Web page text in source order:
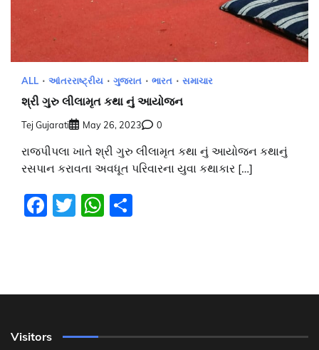
ALL આંતરરાષ્ટ્રીય ગુજરાત ભારત સમાચાર
શ્રી ગુરુ લીલામૃત કથા નું આયોજન
Tej Gujarati May 26, 2023 0
રાજપીપલા ખાતે શ્રી ગુરુ લીલામૃત કથા નું આયોજન કથાનું
રસપાન કરાવતા અવધૂત પરિવારના યુવા કથાકાર […]
Facebook
TwitterWhatsApp
Visitors